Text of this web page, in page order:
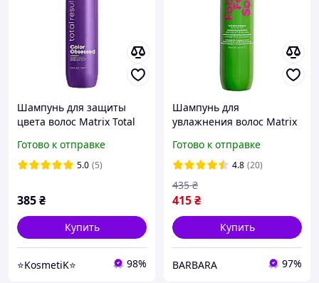
Шампунь для защиты
цвета волос Matrix Total
Shampoo, 300 мл
(3474630740853)
Готово к отправке
5.0 (5)
385₴
Купить
⭐KosmetiK⭐ 98%
Шампунь для
увлажнения волос Matrix
Готово к отправке
4.8 (20)
415₴
435 ₴
Купить
BARBARA 97%